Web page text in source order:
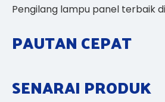
Pengilang lampu panel terbaik
PAUTAN CEPAT
SENARAI PRODUK